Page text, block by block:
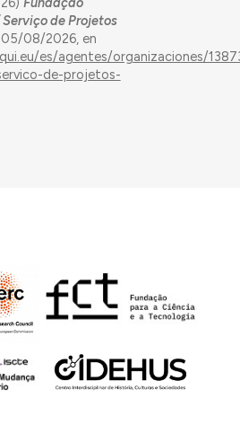
de Projetos
08/2026, en
es/agentes/organizaciones/
de-projetos-